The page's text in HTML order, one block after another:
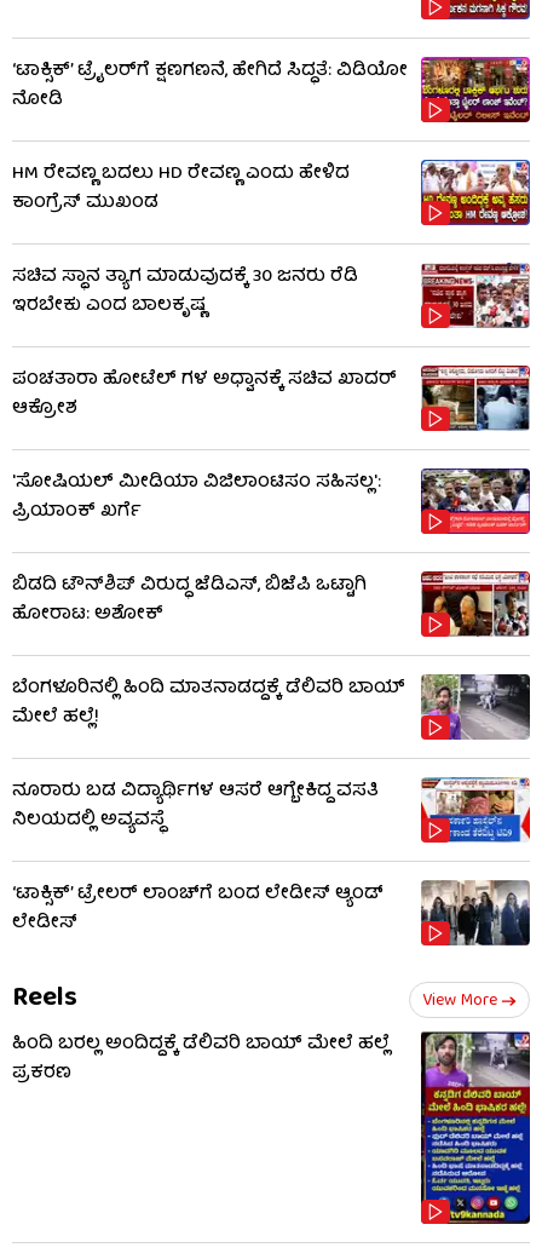
‘ಟಾಕ್ಸಿಕ್’ ಟ್ರೈಲರ್​​ಗೆ ಕ್ಷಣಗಣನೆ, ಹೇಗಿದೆ ಸಿದ್ಧತೆ: ವಿಡಿಯೋ
ನೋಡಿ
HM ರೇವಣ್ಣ ಬದಲು HD ರೇವಣ್ಣ ಎಂದು ಹೇಳಿದ
ಕಾಂಗ್ರೆಸ್ ಮುಖಂಡ
ಸಚಿವ ಸ್ಥಾನ ತ್ಯಾಗ ಮಾಡುವುದಕ್ಕೆ 30 ಜನರು ರೆಡಿ
ಇರಬೇಕು ಎಂದ ಬಾಲಕೃಷ್ಣ
ಪಂಚತಾರಾ ಹೋಟೆಲ್ ಗಳ ಅಧ್ವಾನಕ್ಕೆ ಸಚಿವ ಖಾದರ್
ಆಕ್ರೋಶ
'ಸೋಷಿಯಲ್ ಮೀಡಿಯಾ ವಿಜಿಲಾಂಟಿಸಂ ಸಹಿಸಲ್ಲ':
ಪ್ರಿಯಾಂಕ್ ಖರ್ಗೆ
ಬಿಡದಿ ಟೌನ್​ಶಿಪ್ ವಿರುದ್ಧ ಜೆಡಿಎಸ್, ಬಿಜೆಪಿ ಒಟ್ಟಾಗಿ
ಹೋರಾಟ: ಅಶೋಕ್
ಬೆಂಗಳೂರಿನಲ್ಲಿ ಹಿಂದಿ ಮಾತನಾಡದ್ದಕ್ಕೆ ಡೆಲಿವರಿ ಬಾಯ್
ಮೇಲೆ ಹಲ್ಲೆ!
ನೂರಾರು ಬಡ ವಿದ್ಯಾರ್ಥಿಗಳ ಆಸರೆ ಆಗ್ಬೇಕಿದ್ದ ವಸತಿ
ನಿಲಯದಲ್ಲಿ ಅವ್ಯವಸ್ಥೆ
‘ಟಾಕ್ಸಿಕ್’ ಟ್ರೇಲರ್ ಲಾಂಚ್​ಗೆ ಬಂದ ಲೇಡೀಸ್ ಆ್ಯಂಡ್
ಲೇಡೀಸ್
Reels View More
ಹಿಂದಿ ಬರಲ್ಲ ಅಂದಿದ್ದಕ್ಕೆ ಡೆಲಿವರಿ ಬಾಯ್‌ ಮೇಲೆ ಹಲ್ಲೆ
ಪ್ರಕರಣ